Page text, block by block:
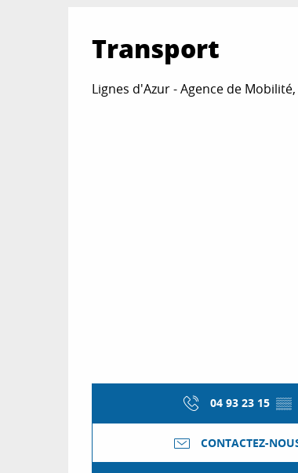
Transport
Lignes d'Azur - Agence de
04 93 23 15 ▒▒
CONTACTEZ-